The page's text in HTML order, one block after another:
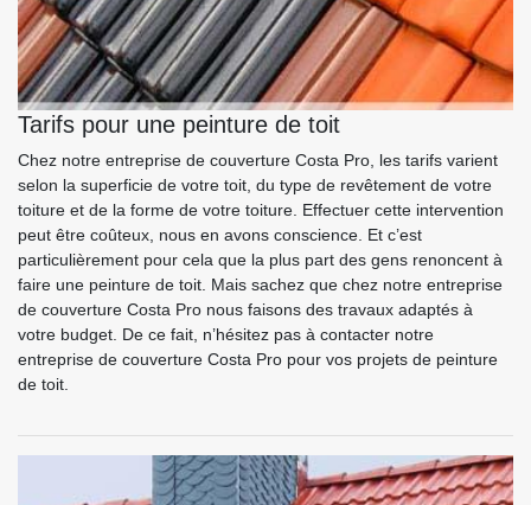
Tarifs pour une peinture de toit
Chez notre entreprise de couverture Costa Pro, les tarifs varient
selon la superficie de votre toit, du type de revêtement de votre
toiture et de la forme de votre toiture. Effectuer cette intervention
peut être coûteux, nous en avons conscience. Et c’est
particulièrement pour cela que la plus part des gens renoncent à
faire une peinture de toit. Mais sachez que chez notre entreprise
de couverture Costa Pro nous faisons des travaux adaptés à
votre budget. De ce fait, n’hésitez pas à contacter notre
entreprise de couverture Costa Pro pour vos projets de peinture
de toit.